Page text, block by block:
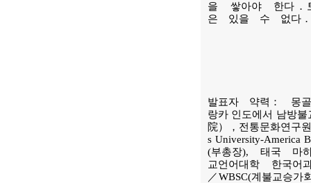
을 쌓아야 한다．
은 있을 수 없다．
발표자 약력： 몽골
랑카 인도에서 남방
院），전통문화연
s University-America
(부총장), 태국 마하
교언어대학 한국어
／WBSC(계불교승